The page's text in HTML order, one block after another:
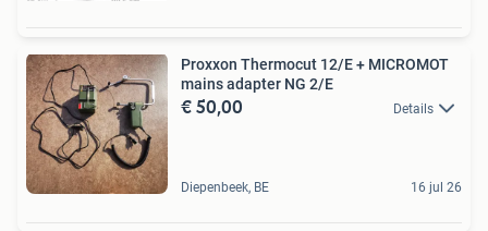
Proxxon Thermocut 12/E + MICROMOT
mains adapter NG 2/E
€ 50,00 Details
Diepenbeek, BE 16 jul 26